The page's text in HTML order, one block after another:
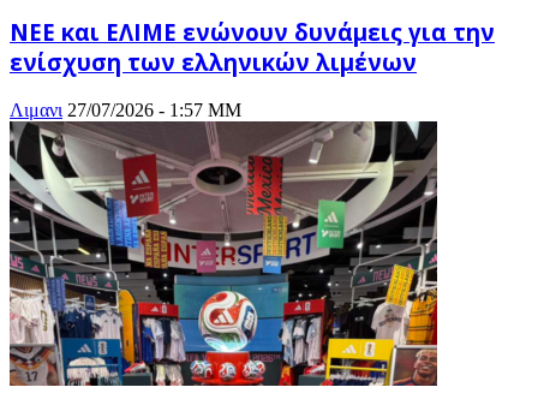
ΝΕΕ και ΕΛΙΜΕ ενώνουν δυνάμεις για την
ενίσχυση των ελληνικών λιμένων
Λιμανι 27/07/2026 - 1:57 ΜΜ